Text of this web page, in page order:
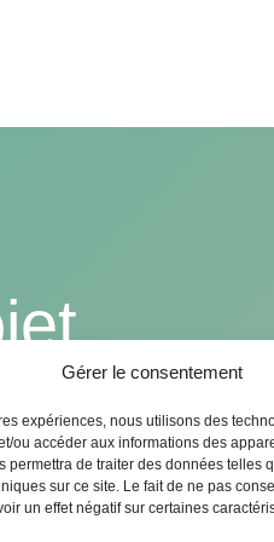
Gérer le consentement
expériences, nous utilisons des
ou accéder aux informations des
permettra de traiter des données telles
sur ce site. Le fait de ne pas
un effet négatif sur certaines